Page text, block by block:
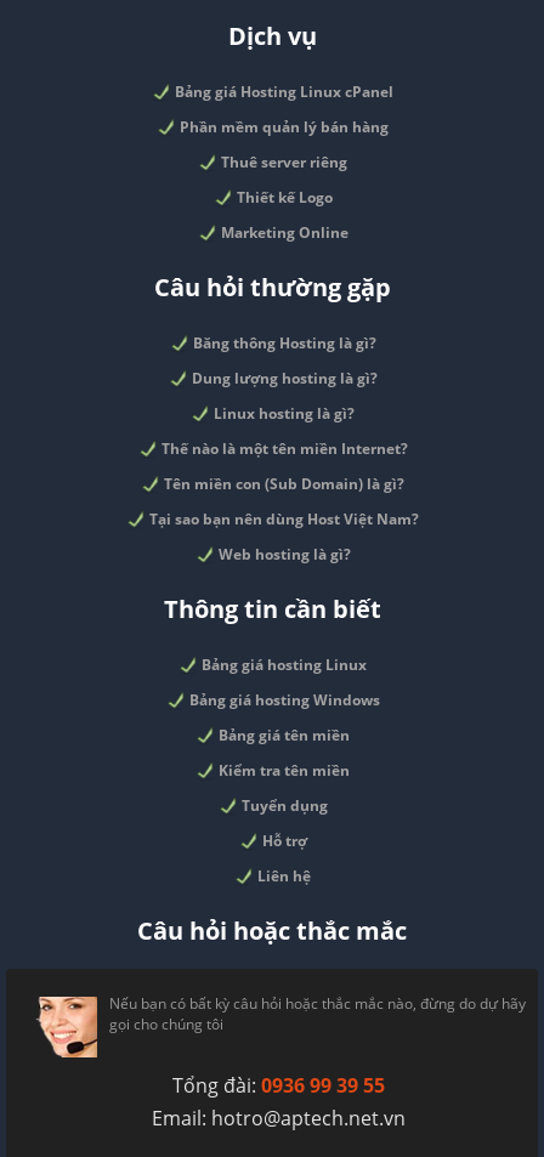
Dịch vụ
Bảng giá Hosting Linux cPanel
Phần mềm quản lý bán hàng
Thuê server riêng
Thiết kế Logo
Marketing Online
Câu hỏi thường gặp
Băng thông Hosting là gì?
Dung lượng hosting là gì?
Linux hosting là gì?
Thế nào là một tên miền Internet?
Tên miền con (Sub Domain) là gì?
Tại sao bạn nên dùng Host Việt Nam?
Web hosting là gì?
Thông tin cần biết
Bảng giá hosting Linux
Bảng giá hosting Windows
Bảng giá tên miền
Kiểm tra tên miền
Tuyển dụng
Hỗ trợ
Liên hệ
Câu hỏi hoặc thắc mắc
Nếu bạn có bất kỳ câu hỏi hoặc thắc mắc nào, đừng do dự hãy
gọi cho chúng tôi
Tổng đài: 0936 99 39 55
Email: hotro@aptech.net.vn